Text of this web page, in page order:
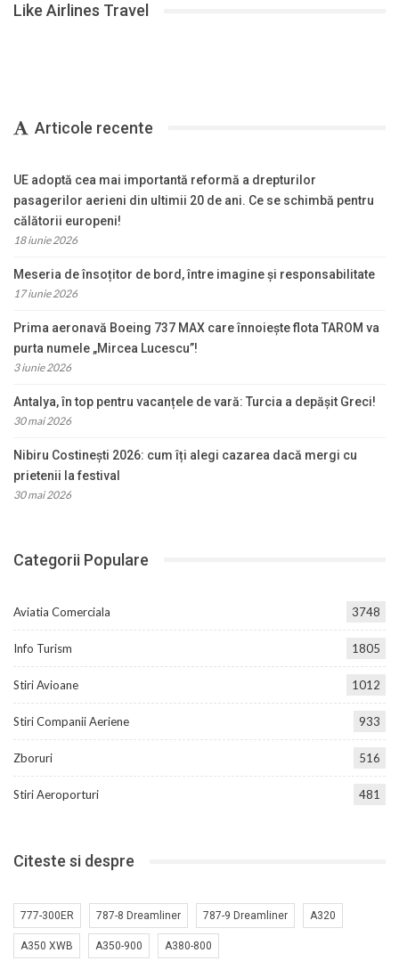
Like Airlines Travel
Articole recente
UE adoptă cea mai importantă reformă a drepturilor
pasagerilor aerieni din ultimii 20 de ani. Ce se schimbă pentru
călătorii europeni!
18 iunie 2026
Meseria de însoțitor de bord, între imagine și responsabilitate
17 iunie 2026
Prima aeronavă Boeing 737 MAX care înnoiește flota TAROM va
purta numele „Mircea Lucescu”!
3 iunie 2026
Antalya, în top pentru vacanțele de vară: Turcia a depășit Greci!
30 mai 2026
Nibiru Costinești 2026: cum îți alegi cazarea dacă mergi cu
prietenii la festival
30 mai 2026
Categorii Populare
Aviatia Comerciala 3748
Info Turism 1805
Stiri Avioane 1012
Stiri Companii Aeriene 933
Zboruri 516
Stiri Aeroporturi 481
Citeste si despre
777-300ER 787-8 Dreamliner 787-9 Dreamliner A320
A350 XWB A350-900 A380-800